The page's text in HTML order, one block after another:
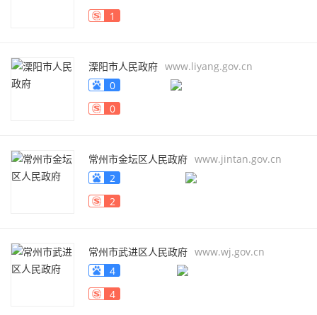
1
溧阳市人民政府 www.liyang.gov.cn
0
0
常州市金坛区人民政府 www.jintan.gov.cn
2
2
常州市武进区人民政府 www.wj.gov.cn
4
4